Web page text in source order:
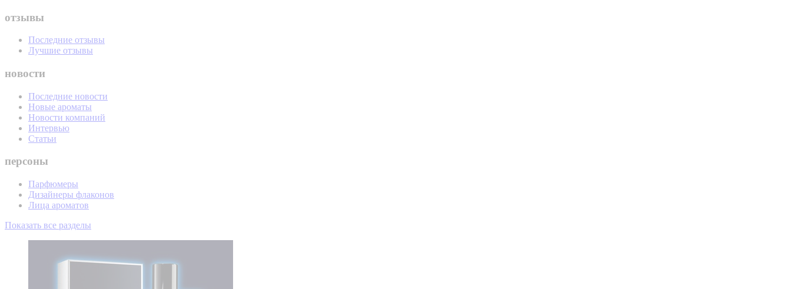
отзывы
Последние отзывы
Лучшие отзывы
новости
Последние новости
Новые ароматы
Новости компаний
Интервью
Статьи
персоны
Парфюмеры
Дизайнеры флаконов
Лица ароматов
Показать все разделы